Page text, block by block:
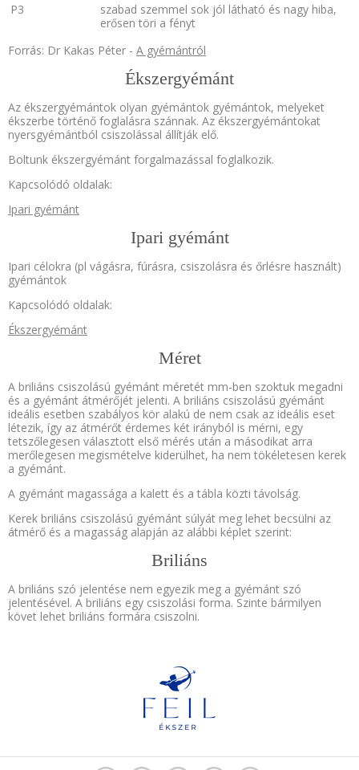
P3
szabad szemmel sok jól látható és nagy hiba,
erősen töri a fényt
Forrás: Dr Kakas Péter - A gyémántról
Ékszergyémánt
Az ékszergyémántok olyan gyémántok gyémántok, melyeket
ékszerbe történő foglalásra szánnak. Az ékszergyémántokat
nyersgyémántból csiszolással állítják elő.
Boltunk ékszergyémánt forgalmazással foglalkozik.
Kapcsolódó oldalak:
Ipari gyémánt
Ipari gyémánt
Ipari célokra (pl vágásra, fúrásra, csiszolásra és őrlésre használt)
gyémántok
Kapcsolódó oldalak:
Ékszergyémánt
Méret
A briliáns csiszolású gyémánt méretét mm-ben szoktuk megadni
és a gyémánt átmérőjét jelenti. A briliáns csiszolású gyémánt
ideális esetben szabályos kör alakú de nem csak az ideális eset
létezik, így az átmérőt érdemes két irányból is mérni, egy
tetszőlegesen választott első mérés után a másodikat arra
merőlegesen megismételve kiderülhet, ha nem tökéletesen kerek
a gyémánt.
A gyémánt magassága a kalett és a tábla közti távolság.
Kerek briliáns csiszolású gyémánt súlyát meg lehet becsülni az
átmérő és a magasság alapján az alábbi képlet szerint:
Briliáns
A briliáns szó jelentése nem egyezik meg a gyémánt szó
jelentésével. A briliáns egy csiszolási forma. Szinte bármilyen
követ lehet briliáns formára csiszolni.